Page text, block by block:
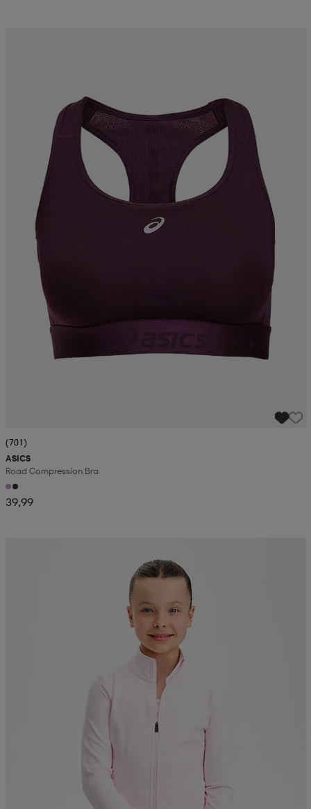
(701)
ASICS
Road Compression Bra
39,99